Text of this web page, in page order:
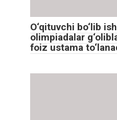
O‘qituvchi bo‘lib
olimpiadalar
foiz ustama